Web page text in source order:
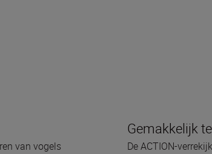
van vogels
Gemakkelijk
De ACTION-